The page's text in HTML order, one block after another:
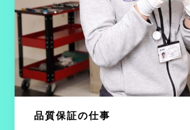
品質保証の仕事